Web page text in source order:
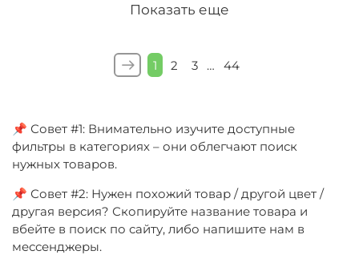
Показать еще
1 2 3 … 44
📌 Совет #1: Внимательно изучите доступные
фильтры в категориях – они облегчают поиск
нужных товаров.
📌 Совет #2: Нужен похожий товар / другой цвет /
другая версия? Скопируйте название товара и
вбейте в поиск по сайту, либо напишите нам в
мессенджеры.